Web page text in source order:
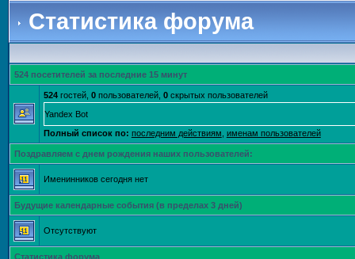
Статистика форума
524 посетителей за последние 15 минут
524гостей, 0пользователей, 0скрытых пользователей
Yandex Bot
Полный список по: последним действиям именам пользователей
Поздравляем с днем рождения наших пользователей:
Именинников сегодня нет
Будущие календарные события (в пределах 3 дней)
Отсутствуют
Статистика форума